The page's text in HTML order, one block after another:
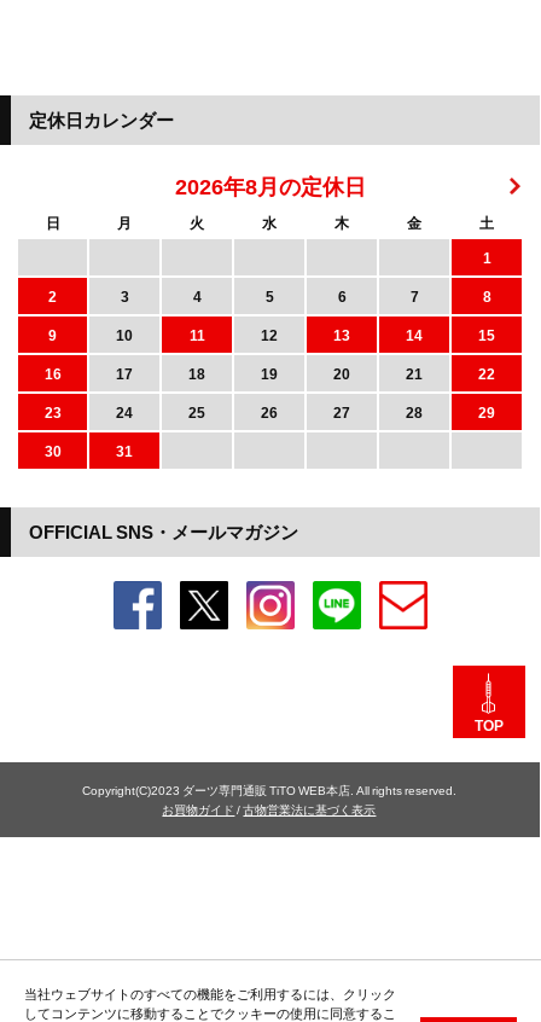
当社ウェブサイトのすべての機能をご利用するには、クリック
してコンテンツに移動することでクッキーの使用に同意するこ
OFFICIAL SNS・メールマガジン
定休日カレンダー
2026年8月の定休日
日 月 火 水 木 金
土
1
2
3 4 5 6 7
8
9
10 11 12 13 14
15
16
17 18 19 20 21
22
23
24 25 26 27 28
29
30
31
TOP
Copyright(C)2023 ダーツ専門通販 TiTO WEB本店. All rights reserved.
お買物ガイド /古物営業法に基づく表示